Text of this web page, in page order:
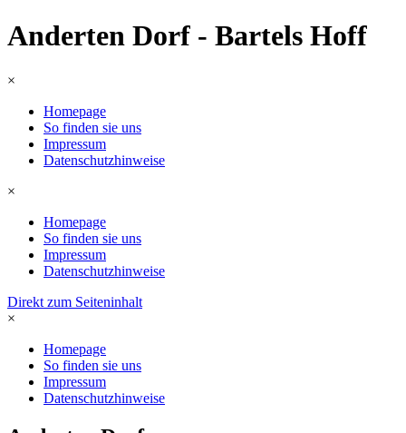
Anderten Dorf - Bartels Hoff
×
Homepage
So finden sie uns
Impressum
Datenschutzhinweise
×
Homepage
So finden sie uns
Impressum
Datenschutzhinweise
Direkt zum Seiteninhalt
×
Homepage
So finden sie uns
Impressum
Datenschutzhinweise